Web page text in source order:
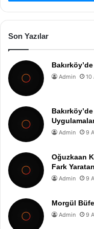
Son Yazılar
Admin 10
Admin 9
Oğuzkaan
Fark
Admin 9
Morgül
Admin 9